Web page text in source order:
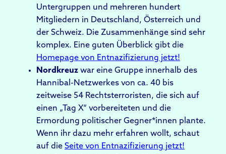
Untergruppen und mehreren hundert
Mitgliedern in Deutschland, Österreich und
der Schweiz. Die Zusammenhänge sind sehr
komplex. Eine guten Überblick gibt die
Homepage von Entnazifizierung jetzt!
Nordkreuz war eine Gruppe innerhalb des
Hannibal-Netzwerkes von ca. 40 bis
zeitweise 54 Rechtsterroristen, die sich auf
einen „Tag X“ vorbereiteten und die
Ermordung politischer Gegner*innen plante.
Wenn ihr dazu mehr erfahren wollt, schaut
auf die Seite von Entnazifizierung jetzt!